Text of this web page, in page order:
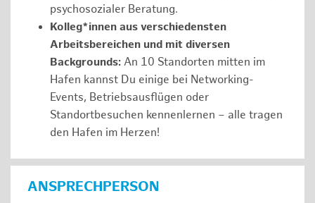
psychosozialer Beratung.
Kolleg*innen aus verschiedensten
Arbeitsbereichen und mit diversen
Backgrounds: An 10 Standorten mitten im
Hafen kannst Du einige bei Networking-
Events, Betriebsausflügen oder
Standortbesuchen kennenlernen – alle tragen
den Hafen im Herzen!
ANSPRECHPERSON